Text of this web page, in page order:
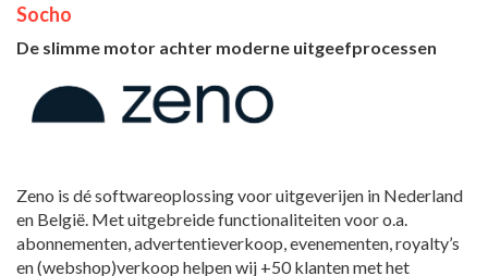
Socho
De slimme motor achter moderne uitgeefprocessen
Zeno is dé softwareoplossing voor uitgeverijen in Nederland
en België. Met uitgebreide functionaliteiten voor o.a.
abonnementen, advertentieverkoop, evenementen, royalty’s
en (webshop)verkoop helpen wij +50 klanten met het